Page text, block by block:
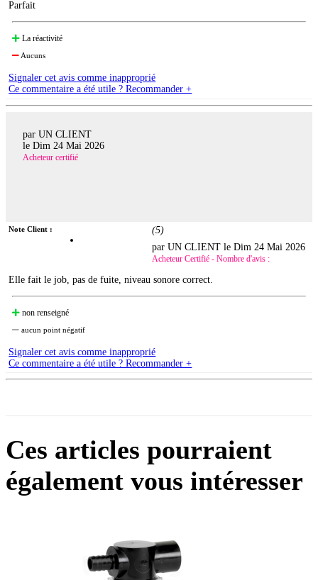
Parfait
La réactivité
Aucuns
Signaler cet avis comme inapproprié
Ce commentaire a été utile ? Recommander +
par UN CLIENT
le Dim 24 Mai 2026
Acheteur certifié
Note Client : (5)
par UN CLIENT leDim 24 Mai 2026
Acheteur Certifié - Nombre d'avis :
Elle fait le job, pas de fuite, niveau sonore correct.
non renseigné
aucun point négatif
Signaler cet avis comme inapproprié
Ce commentaire a été utile ? Recommander +
Ces articles pourraient
également vous intéresser